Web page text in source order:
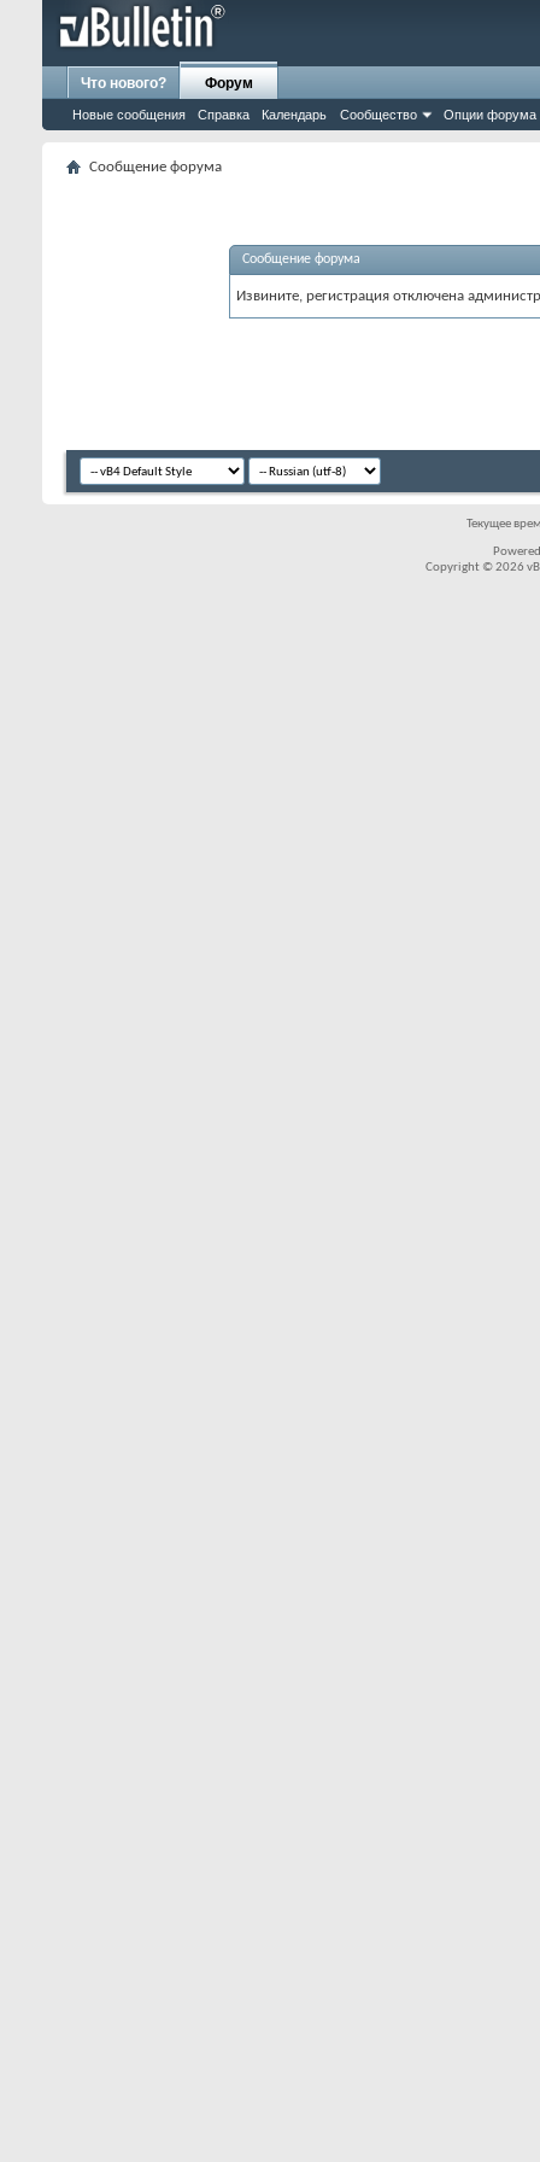
Что нового? Форум
Новые сообщения Справка Календарь Сообщество Опции форума
Сообщение форума
Сообщение форума
Извините, регистрация отключена
Текущее
Copyright © 2026